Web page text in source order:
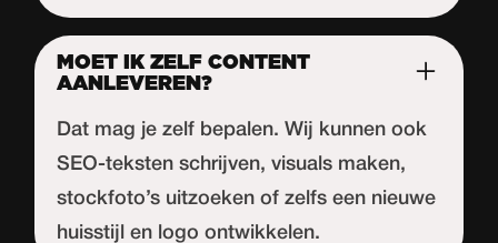
MOET IK ZELF CONTENT
AANLEVEREN?
Dat mag je zelf bepalen. Wij kunnen ook
SEO-teksten schrijven, visuals maken,
stockfoto’s uitzoeken of zelfs een nieuwe
huisstijl en logo ontwikkelen.